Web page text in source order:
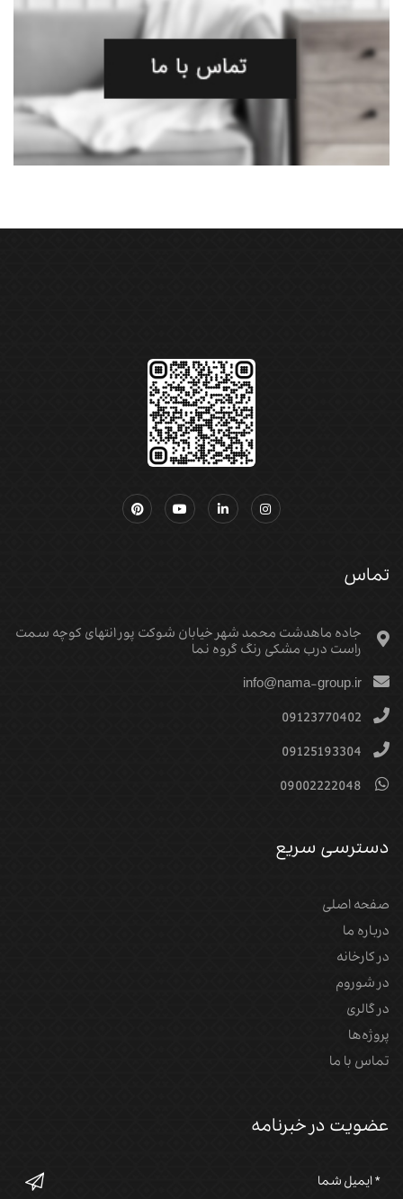
تماس
جاده ماهدشت محمد شهر خیابان شوکت پور انتهای کوچه سمت
راست درب مشکی رنگ گروه نما
info@nama-group.ir
09123770402
09125193304
09002222048
دسترسی سریع
صفحه اصلی
درباره ما
در کارخانه
در شوروم
در گالری
پروژه‌‌ها
تماس با ما
عضویت در خبرنامه